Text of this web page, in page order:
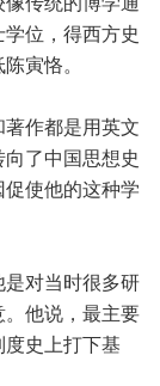
位，得西方史
寅恪。
作都是用英文
了中国思想史
使他的这种学
对当时很多研
。他说，最主要
史上打下基